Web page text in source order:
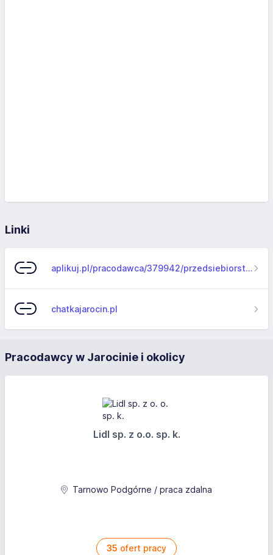
Linki
aplikuj.pl/pracodawca/379942/przedsiebiorstwo-handlowo-uslugowe-chatka-s-c-mikolaj-mackowiak-marcin-...
chatkajarocin.pl
Pracodawcy w Jarocinie i okolicy
Lidl sp. z o.o. sp. k.
Tarnowo Podgórne / praca zdalna
35 ofert pracy